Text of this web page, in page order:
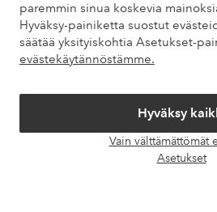
paremmin sinua koskevia
Hyväksy-painiketta suostut
säätää yksityiskohtia Asetukset-
evästekäytännöstämme.
Hyväksy
Vain välttämättömät
Asetukset
Omat sivut
Tietoa Elloksesta